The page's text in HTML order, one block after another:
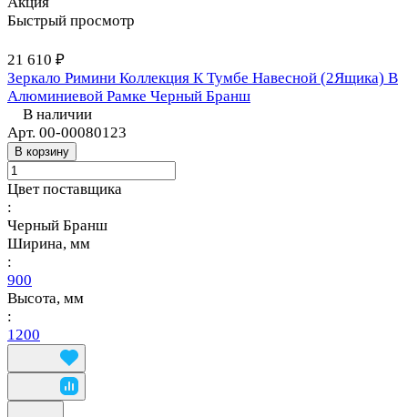
Быстрый просмотр
21 610 ₽
Зеркало Римини Коллекция К Тумбе Навесной (2Ящика) В
Алюминиевой Рамке Черный Бранш
В наличии
Арт. 00-00080123
В корзину
Цвет поставщика
:
Черный Бранш
Ширина, мм
:
900
Высота, мм
:
1200